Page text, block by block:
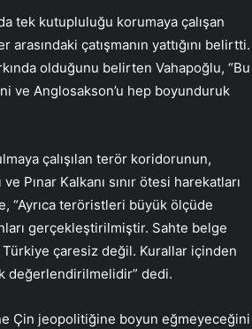
tek kutupluluğu korumaya çalışan
çatışmanın yattığını belirtti.
olduğunu belirten Vahapoğlu, “Bu
ve Anglosakson’u hep boyunduruk
çalışılan terör koridorunun,
Pınar Kalkanı sınır ötesi harekatları
“Ayrıca teröristleri büyük ölçüde
gerçekleştirilmiştir. Sahte belge
çaresiz değil. Kurallar içinden
değerlendirilmelidir” dedi.
Çin jeopolitiğine boyun eğmeyeceğini